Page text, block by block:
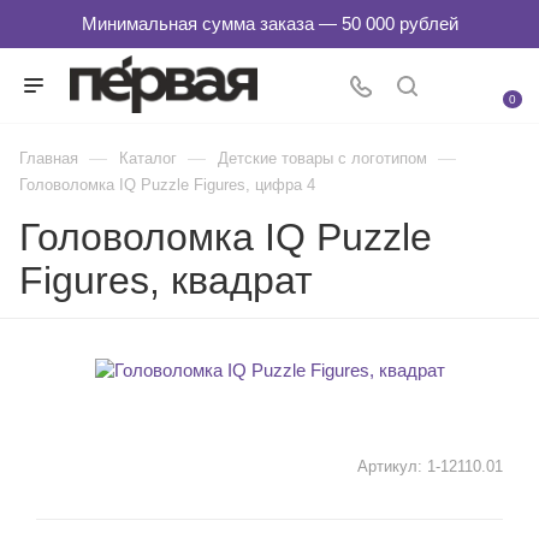
0
Главная — Каталог — Детские товары с логотипом —
Головоломка IQ Puzzle Figures, цифра 4
Головоломка IQ Puzzle
Figures, квадрат
Артикул: 1-12110.01